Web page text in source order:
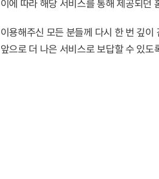
이에 따라 해당 서비스를 통해 제공되던
이용해주신 모든 분들께 다시 한 번 깊이
앞으로 더 나은 서비스로 보답할 수 있도